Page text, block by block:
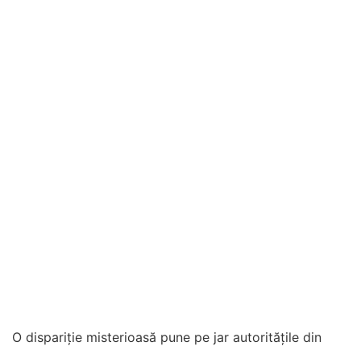
O dispariție misterioasă pune pe jar autoritățile din